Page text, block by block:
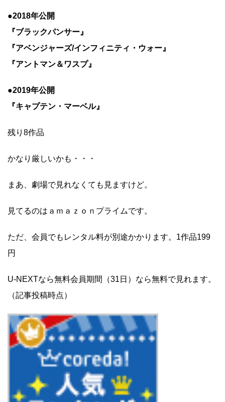
●2018年公開
『ブラックパンサー』
『アベンジャーズ/インフィニティ・ウォー』
『アントマン＆ワスプ』
●2019年公開
『キャプテン・マーベル』
残り8作品
かなり厳しいかも・・・
まあ、劇場で見れなくても見ますけど。
見てるのはａｍａｚｏｎプライムです。
ただ、会員でもレンタル料が別途かかります。1作品199
円
U-NEXTなら無料会員期間（31日）なら無料で見れます。
（記事投稿時点）